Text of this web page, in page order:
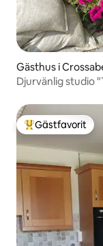
Gästhus i
Djurvänlig studio
Populär
Gästfavorit